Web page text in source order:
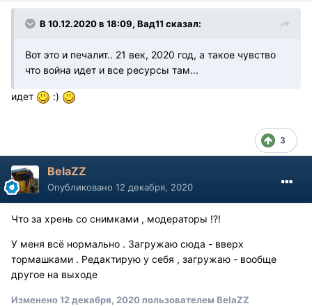
В 10.12.2020 в 18:09, Вад11 сказал:
Вот это и печалит.. 21 век, 2020 год, а такое чувство
что война идет и все ресурсы там...
идет :)
3
BelaZZ
Опубликовано 12 декабря, 2020
Что за хрень со снимками , модераторы !?!
У меня всё нормально . Загружаю сюда - вверх
тормашками . Редактирую у себя , загружаю - вообще
другое на выходе
Изменено12 декабря, 2020пользователем BelaZZ